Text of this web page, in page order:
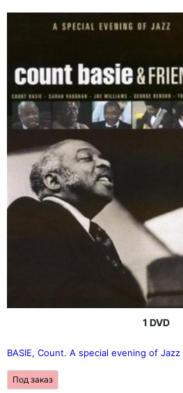
1 DVD
BASIE, Count. A special evening of Jazz
Под заказ